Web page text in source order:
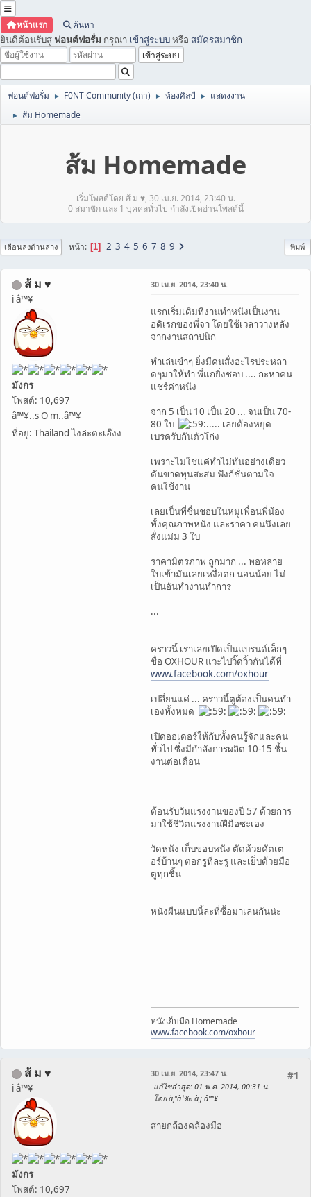
หน้าแรก ค้นหา
ยินดีต้อนรับสู่ ฟอนต์ฟอรั่ม กรุณา เข้าสู่ระบบหรือ สมัครสมาชิก
ฟอนต์ฟอรั่ม ► F0NT Community (เก่า) ► ห้องศิลป์ ► แสดงงาน
► ส้ม Homemade
ส้ม Homemade
เริ่มโพสต์โดย ส้ ม ♥, 30 เม.ย. 2014, 23:40 น.
0 สมาชิก และ 1 บุคคลทั่วไป กำลังเปิดอ่านโพสต์นี้
พิมพ์
เลื่อนลงด้านล่าง หน้า 1 2 3 4 5 6 7 8 9
ส้ ม ♥
i â™¥
มังกร
โพสต์: 10,697
â™¥..s O m..â™¥
ที่อยู่: Thailand ไงล่ะตะเอ๊งง
30 เม.ย. 2014, 23:40 น.
แรกเริ่มเดิมทีงานทำหนังเป็นงาน
อดิเรกของพี่จา โดยใช้เวลาว่างหลัง
จากงานสถาปนิก
ทำเล่นขำๆ ยิ่งมีคนสั่งอะไรประหลา
ดๆมาให้ทำ พี่แกยิ่งชอบ .... กะหาคน
แชร์ค่าหนัง
จาก 5 เป็น 10 เป็น 20 ... จนเป็น 70-
80 ใบ
..... เลยต้องหยุด
เบรครับกันตัวโก่ง
เพราะไม่ใช่แค่ทำไม่ทันอย่างเดียว
ดันขาดทุนสะสม ฟังก์ชั่นตามใจ
คนใช้งาน
เลยเป็นที่ชื่นชอบในหมู่เพื่อนพี่น้อง
ทั้งคุณภาพหนัง และราคา คนนึงเลย
สั่งแม่ม 3 ใบ
ราคามิตรภาพ ถูกมาก ... พอหลาย
ใบเข้ามันเลยเหงื่อตก นอนน้อย ไม่
เป็นอันทำงานทำการ
...
คราวนี้ เราเลยเปิดเป็นแบรนด์เล็กๆ
ชื่อ OXHOUR แวะไปวิ๊ดวิ้วกันได้ที่
www.facebook.com/oxhour
เปลี่ยนแค่ ... คราวนี้ตูต้องเป็นคนทำ
เองทั้งหมด
เปิดออเดอร์ให้กับทั้งคนรู้จักและคน
ทั่วไป ซึ่งมีกำลังการผลิต 10-15 ชิ้น
งานต่อเดือน
ต้อนรับวันแรงงานของปี 57 ด้วยการ
มาใช้ชีวิตแรงงานฝีมือซะเอง
วัดหนัง เก็บขอบหนัง ตัดด้วยคัตเต
อร์บ้านๆ ตอกรูทีละรู และเย็บด้วยมือ
ตูทุกชิ้น
หนังผืนแบบนี้ล่ะที่ซื้อมาเล่นกันน่ะ
หนังเย็บมือ Homemade
www.facebook.com/oxhour
ส้ ม ♥
i â™¥
มังกร
โพสต์: 10,697
#1
30 เม.ย. 2014, 23:47 น.
แก้ไขล่าสุด: 01 พ.ค. 2014, 00:31 น.
โดย à¸ªà¹‰ à¸¡ â™¥
สายกล้องคล้องมือ